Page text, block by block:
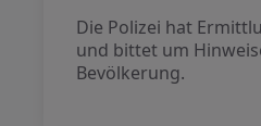
Die Polizei hat
und bittet um
Bevölkerung.